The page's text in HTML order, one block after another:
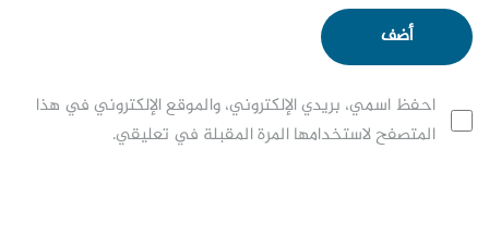
احفظ اسمي، بريدي الإلكتروني، والموقع الإلكتروني في هذا
المتصفح لاستخدامها المرة المقبلة في تعليقي.